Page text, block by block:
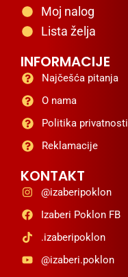
Moj nalog
Lista želja
INFORMACIJE
Najčešća pitanja
O nama
Politika privatnosti
Reklamacije
KONTAKT
@izaberipoklon
Izaberi Poklon FB
.izaberipoklon
@izaberi.poklon